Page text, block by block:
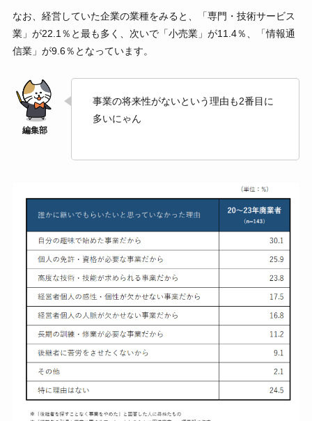
なお、経営していた企業の業種をみると、「専門・技術サービス
業」が22.1％と最も多く、次いで「小売業」が11.4％、「情報通
信業」が9.6％となっています。
事業の将来性がないという理由も2番目に
多いにゃん